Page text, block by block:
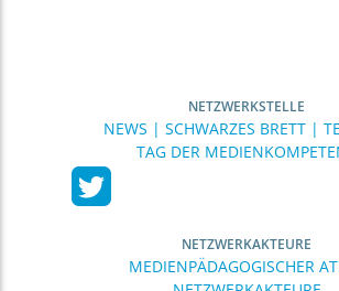
NETZWERKSTELLE
NEWS | SCHWARZES BRETT |
TAG DER
NETZWERKAKTEURE
MEDIENPÄDAGOGISCHER